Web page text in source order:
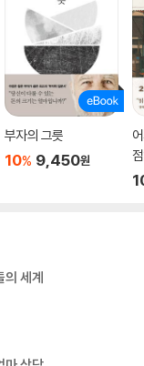
부자의 그릇
10% 9,450원
의 세계